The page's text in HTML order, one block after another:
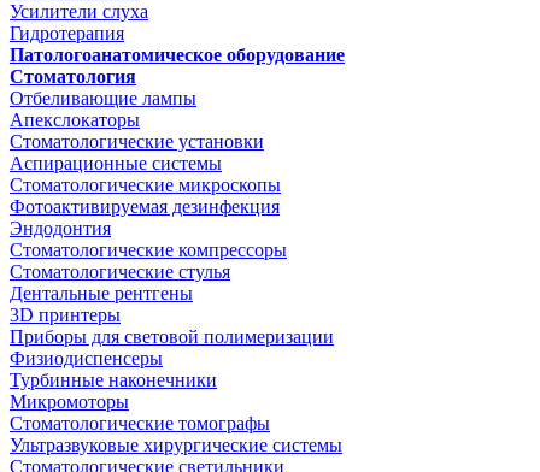
Усилители слуха
Гидротерапия
Патологоанатомическое оборудование
Стоматология
Отбеливающие лампы
Апекслокаторы
Стоматологические установки
Аспирационные системы
Стоматологические микроскопы
Фотоактивируемая дезинфекция
Эндодонтия
Стоматологические компрессоры
Стоматологические стулья
Дентальные рентгены
3D принтеры
Приборы для световой полимеризации
Физиодиспенсеры
Турбинные наконечники
Микромоторы
Стоматологические томографы
Ультразвуковые хирургические системы
Стоматологические светильники